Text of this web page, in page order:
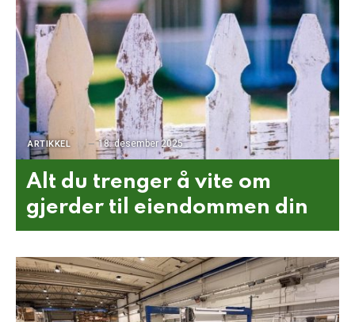
ARTIKKEL 18. desember 2025
Alt du trenger å vite om
gjerder til eiendommen din